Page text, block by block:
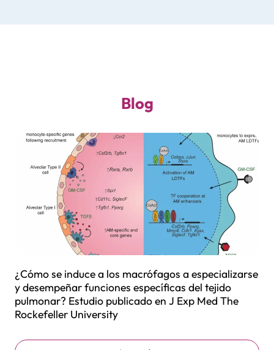
Blog
¿Cómo se induce a los macrófagos a especializarse
y desempeñar funciones específicas del tejido
pulmonar? Estudio publicado en J Exp Med The
Rockefeller University